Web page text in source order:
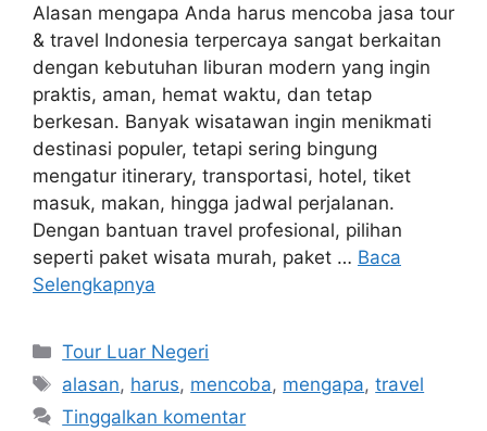
Alasan mengapa Anda harus mencoba jasa tour
& travel Indonesia terpercaya sangat berkaitan
dengan kebutuhan liburan modern yang ingin
praktis, aman, hemat waktu, dan tetap
berkesan. Banyak wisatawan ingin menikmati
destinasi populer, tetapi sering bingung
mengatur itinerary, transportasi, hotel, tiket
masuk, makan, hingga jadwal perjalanan.
Dengan bantuan travel profesional, pilihan
seperti paket wisata murah, paket … Baca
Selengkapnya
Kategori
Tour Luar Negeri
Tag
alasan, harus, mencoba, mengapa,travel
Tinggalkan komentar